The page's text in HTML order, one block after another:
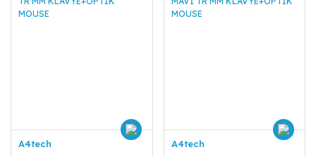
A4tech A4tech